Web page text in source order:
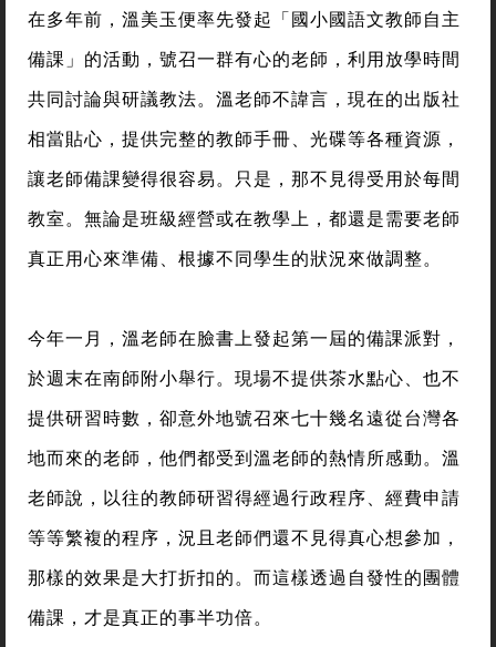
在多年前，溫美玉便率先發起「國小國語文教師自主
備課」的活動，號召一群有心的老師，利用放學時間
共同討論與研議教法。溫老師不諱言，現在的出版社
相當貼心，提供完整的教師手冊、光碟等各種資源，
讓老師備課變得很容易。只是，那不見得受用於每間
教室。無論是班級經營或在教學上，都還是需要老師
真正用心來準備、根據不同學生的狀況來做調整。
今年一月，溫老師在臉書上發起第一屆的備課派對，
於週末在南師附小舉行。現場不提供茶水點心、也不
提供研習時數，卻意外地號召來七十幾名遠從台灣各
地而來的老師，他們都受到溫老師的熱情所感動。溫
老師說，以往的教師研習得經過行政程序、經費申請
等等繁複的程序，況且老師們還不見得真心想參加，
那樣的效果是大打折扣的。而這樣透過自發性的團體
備課，才是真正的事半功倍。